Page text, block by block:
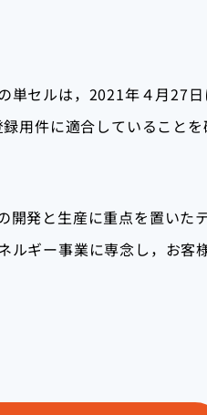
セルは，2021年４月27
用件に適合していること
発と生産に重点を置い
ギー事業に専念し，お客